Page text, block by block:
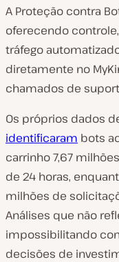
A Proteção contra
oferecendo
tráfego
diretamente no
chamados de
Os próprios dados
identificaram bots
carrinho 7,67
de 24 horas,
milhões de
Análises que não
impossibilitando
decisões de